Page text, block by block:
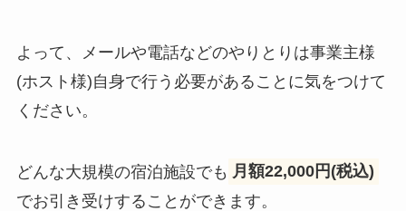
よって、メールや電話などのやりとりは事業主様
(ホスト様)自身で行う必要があることに気をつけて
ください。
どんな大規模の宿泊施設でも 月額22,000円(税込)
でお引き受けすることができます。